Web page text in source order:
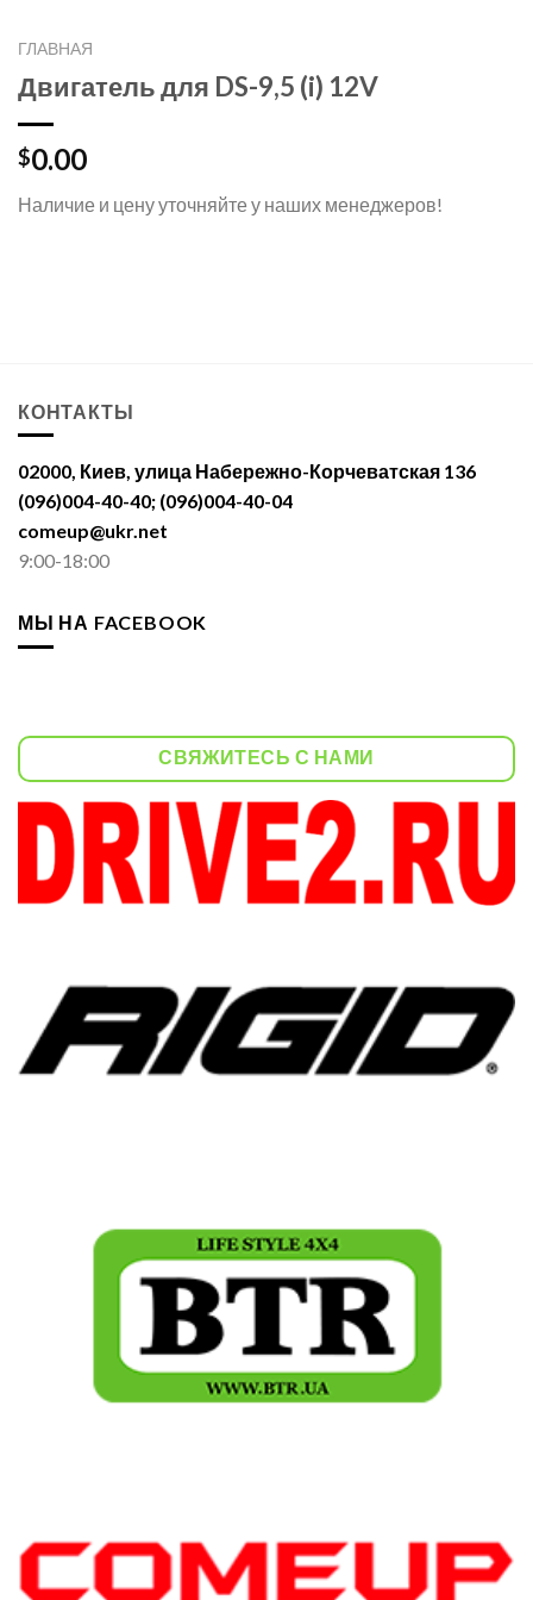
ГЛАВНАЯ
Двигатель для DS-9,5 (i) 12V
$0.00
Наличие и цену уточняйте у наших менеджеров!
КОНТАКТЫ
02000, Киев, улица Набережно-Корчеватская 136
(096)004-40-40; (096)004-40-04
comeup@ukr.net
9:00-18:00
МЫ НА FACEBOOK
СВЯЖИТЕСЬ С НАМИ